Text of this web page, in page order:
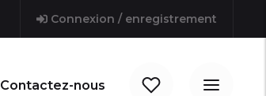
Connexion / enregistrement
Contactez-nous